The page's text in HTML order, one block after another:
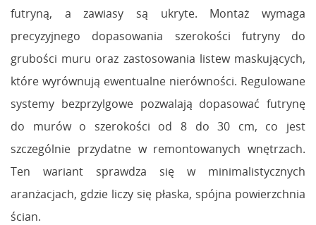
futryną, a zawiasy są ukryte. Montaż wymaga
precyzyjnego dopasowania szerokości futryny do
grubości muru oraz zastosowania listew maskujących,
które wyrównują ewentualne nierówności. Regulowane
systemy bezprzylgowe pozwalają dopasować futrynę
do murów o szerokości od 8 do 30 cm, co jest
szczególnie przydatne w remontowanych wnętrzach.
Ten wariant sprawdza się w minimalistycznych
aranżacjach, gdzie liczy się płaska, spójna powierzchnia
ścian.